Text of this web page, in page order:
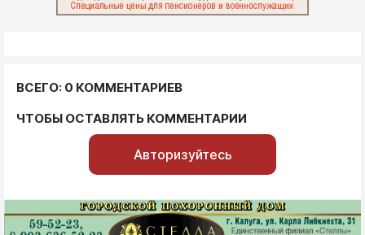
ВСЕГО: 0 КОММЕНТАРИЕВ
ЧТОБЫ ОСТАВЛЯТЬ КОММЕНТАРИИ
Авторизуйтесь